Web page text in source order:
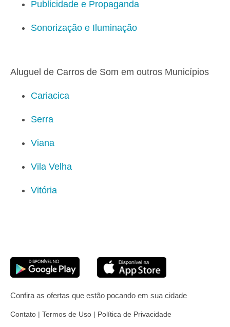
Publicidade e Propaganda
Sonorização e Iluminação
Aluguel de Carros de Som em outros Municípios
Cariacica
Serra
Viana
Vila Velha
Vitória
Confira as ofertas que estão pocando em sua cidade
Contato | Termos de Uso | Política de Privacidade